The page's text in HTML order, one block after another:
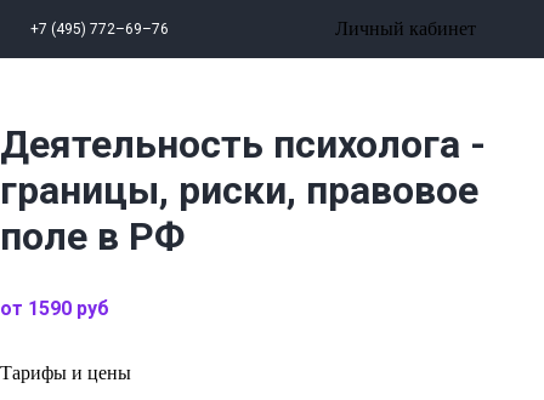
+7 (495) 772–69–76 Личный кабинет
Деятельность психолога -
границы, риски, правовое
поле в РФ
от 1590 руб
Тарифы и цены